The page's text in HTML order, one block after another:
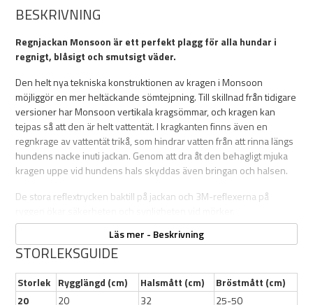
BESKRIVNING
Regnjackan Monsoon är ett perfekt plagg för alla hundar i
regnigt, blåsigt och smutsigt väder.
Den helt nya tekniska konstruktionen av kragen i Monsoon
möjliggör en mer heltäckande sömtejpning. Till skillnad från tidigare
versioner har Monsoon vertikala kragsömmar, och kragen kan
tejpas så att den är helt vattentät. I kragkanten finns även en
regnkrage av vattentät trikå, som hindrar vatten från att rinna längs
hundens nacke inuti jackan. Genom att dra åt den behagligt mjuka
kragen uppe vid hundens hals skyddas även bringan och halsen.
De stora reflextrycken baktill på jackan och 3M-reflexerna på
Monsoonjackans utmärkta dimensionering garanterar god
passform för de flesta raserna. Magstyckets breda form håller
utan att begränsa hundens rörelser. Det väl täckande magstycket
skyddar magen effektivt mot smuts och sand.
Läs mer - Beskrivning
STORLEKSGUIDE
Storlek Rygglängd (cm) Halsmått (cm)
Bröstmått (cm)
20
20 32
25-50